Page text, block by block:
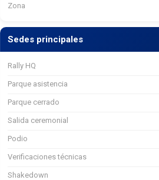
Zona
Sedes principales
Rally HQ
Parque asistencia
Parque cerrado
Salida ceremonial
Podio
Verificaciones técnicas
Shakedown